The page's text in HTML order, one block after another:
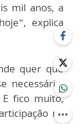
mil anos, a
explica
quer que
necessário,
fico muito,
na